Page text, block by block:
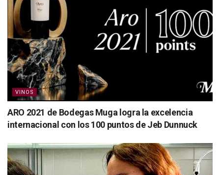
VINOS
ARO 2021 de Bodegas Muga logra la excelencia
internacional con los 100 puntos de Jeb Dunnuck